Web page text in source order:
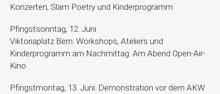
Konzerten, Slam Poetry und Kinderprogramm
Pfingstsonntag, 12. Juni
Viktoriaplatz Bern: Workshops, Ateliers und
Kinderprogramm am Nachmittag. Am Abend Open-Air-
Kino.
Pfingstmontag, 13. Juni: Demonstration vor dem AKW